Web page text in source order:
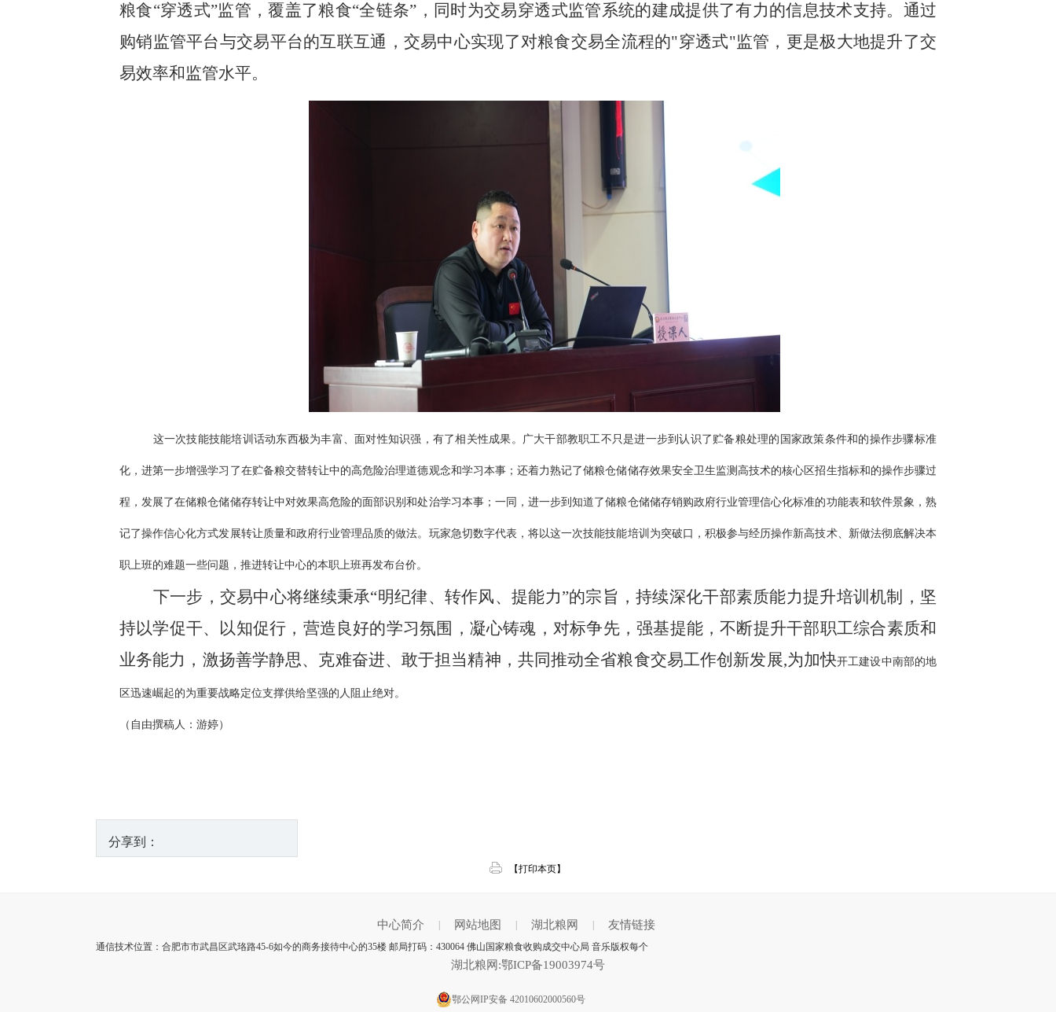
粮食“穿透式”监管，覆盖了粮食“全链条”，同时为交易穿透式监管系统的建成提供了有力的信息技术支持。通过
购销监管平台与交易平台的互联互通，交易中心实现了对粮食交易全流程的"穿透式"监管，更是极大地提升了交
易效率和监管水平。
这一次技能技能培训话动东西极为丰富、面对性知识强，有了相关性成果。广大干部教职工不只是进一步到认识了贮备粮处理的国家政策条件和的操作步骤标准
化，进第一步增强学习了在贮备粮交替转让中的高危险治理道德观念和学习本事；还着力熟记了储粮仓储储存效果安全卫生监测高技术的核心区招生指标和的操作步骤过
程，发展了在储粮仓储储存转让中对效果高危险的面部识别和处治学习本事；一同，进一步到知道了储粮仓储储存销购政府行业管理信心化标准的功能表和软件景象，熟
记了操作信心化方式发展转让质量和政府行业管理品质的做法。玩家急切数字代表，将以这一次技能技能培训为突破口，积极参与经历操作新高技术、新做法彻底解决本
职上班的难题一些问题，推进转让中心的本职上班再发布台价。
下一步，交易中心将继续秉承“明纪律、转作风、提能力”的宗旨，持续深化干部素质能力提升培训机制，坚
持以学促干、以知促行，营造良好的学习氛围，凝心铸魂，对标争先，强基提能，不断提升干部职工综合素质和
业务能力，激扬善学静思、克难奋进、敢于担当精神， 共同推动全省粮食交易工作创新发展,为加快开工建设中南部的地
区迅速崛起的为重要战略定位支撑供给坚强的人阻止绝对。
（自由撰稿人：游婷）
分享到：
【打印本页】
中心简介 网站地图 湖北粮网 友情链接
通信技术位置：合肥市市武昌区武珞路45-6如今的商务接待中心的35楼 邮局打码：430064 佛山国家粮食收购成交中心局 音乐版权每个
湖北粮网:鄂ICP备19003974号
鄂公网IP安备 42010602000560号